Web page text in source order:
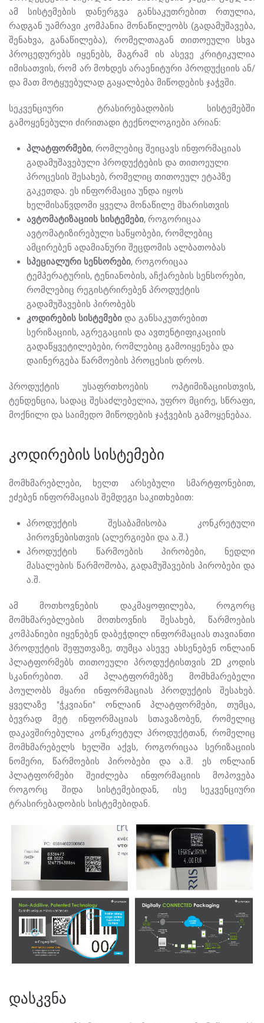
ამ სისტემების დანერგვა განსაკუთრებით რთულია,
რადგან უამრავი კომპანია მონაწილეობს (გადამუშავება,
შენახვა, განაწილება), რომელთაგან თითოეული სხვა
პროცედურებს იყენებს, მაგრამ ის ასევე კრიტიკულია
იმისათვის, რომ არ მოხდეს არაენიტური პროდუქციის ან/
და მათ მოტყუებულად გაყალბება მიწოდების ჯაჭვში.
სეკვენციური ტრასირებადობის სისტემებში
გამოყენებული ძირითადი ტექნოლოგიები არიან:
პლატფორმები, რომლებიც შეიცავს ინფორმაციას
გადამუშავებული პროდუქტების და თითოეული
პროცესის შესახებ, რომელიც თითოეულ ეტაპზე
გაკეთდა. ეს ინფორმაცია უნდა იყოს
ხელმისაწვდომი ყველა მონაწილე მხარისთვის
ავტომატიზაციის სისტემები, როგორიცაა
ავტომატიზირებული საწყობები, რომლებიც
ამცირებენ ადამიანური შეცდომის ალბათობას
სპეციალური სენსორები, როგორიცაა
ტემპერატურის, ტენიანობის, აჩქარების სენსორები,
რომლებიც რეგისტრირებენ პროდუქტის
გადამუშავების პირობებს
კოდირების სისტემები და განსაკუთრებით
სერიზაციის, აგრეგაციის და ავთენტიფიკაციის
გადაწყვეტილებები, რომლებიც გამოიყენება და
დაინერგება წარმოების პროცესის დროს.
პროდუქტის უსაფრთხოების ოპტიმიზაციისთვის,
ტენდენცია, სადაც შესაძლებელია, უფრო მცირე, სწრაფი,
მოქნილი და საიმედო მიწოდების ჯაჭვების გამოყენებაა.
კოდირების სისტემები
მომხმარებლები, ხელთ არსებული სმარტფონებით,
ეძებენ ინფორმაციას შემდეგი საკითხებით:
პროდუქტის შესაბამისობა კონკრეტული
პიროვნებისთვის (ალერგიები და ა.შ.)
პროდუქტის წარმოების პირობები, ნედლი
მასალების წარმოშობა, გადამუშავების პირობები და
ა.შ.
ამ მოთხოვნების დაკმაყოფილება, როგორც
მომხმარებლების მოთხოვნის შესახებ, წარმოების
კომპანიები იყენებენ დაბეჭდილ ინფორმაციას თავიანთი
პროდუქტის შეფუთვაზე, თუმცა ასევე ახსენებენ ონლაინ
პლატფორმებს თითოეული პროდუქტისთვის 2D კოდის
სკანირებით. ამ პლატფორმებზე მომხმარებელი
პოულობს მყარი ინფორმაციას პროდუქტის შესახებ.
ყველაზე "ჭკვიანი" ონლაინ პლატფორმები, თუმცა,
ბევრად მეტ ინფორმაციას სთავაზობენ, რომელიც
დაკავშირებულია კონკრეტულ პროდუქტთან, რომელიც
მომხმარებელს ხელში აქვს, როგორიცაა სერიზაციის
ნომერი, წარმოების პირობები და ა.შ. ეს ონლაინ
პლატფორმები შეიძლება ინფორმაციის მოპოვება
როგორც შიდა სისტემებიდან, ისე სეკვენციური
ტრასირებადობის სისტემებიდან.
დასკვნა